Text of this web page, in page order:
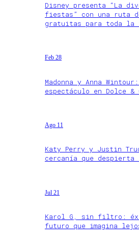
Disney presenta “La
fiestas” con una ruta
gratuitas para toda la
Feb 28
Madonna y Anna
espectáculo en Dolce &
Ago 11
Katy Perry y Justin
cercanía que despierta
Jul 21
Karol G, sin filtro:
futuro que imagina